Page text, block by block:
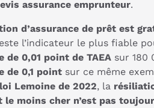
assurance emprunteur.
d’assurance de prêt est
l’indicateur le plus fiable
de 0,01 point de TAEA sur 180
de 0,1 point sur ce même
Lemoine de 2022, la
le moins cher n’est pas